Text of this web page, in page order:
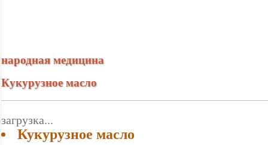
народная медицина
Кукурузное масло
загрузка...
Кукурузное масло